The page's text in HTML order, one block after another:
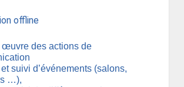
offline
œuvre des actions de
suivi d’événements (salons,
…),